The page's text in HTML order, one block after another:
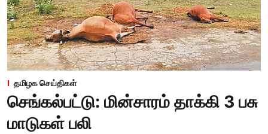
தமிழக செய்திகள்
செங்கல்பட்டு: மின்சாரம் தாக்கி 3 பசு
மாடுகள் பலி